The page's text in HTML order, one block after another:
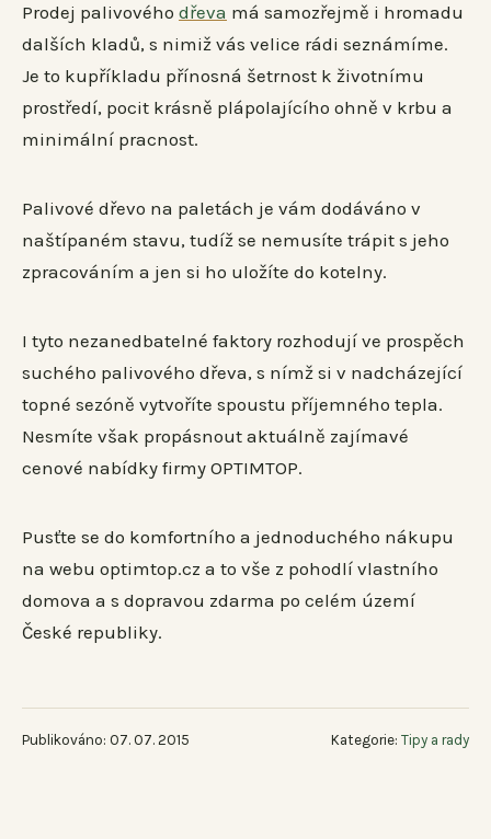
Prodej palivového dřeva má samozřejmě i hromadu
dalších kladů, s nimiž vás velice rádi seznámíme.
Je to kupříkladu přínosná šetrnost k životnímu
prostředí, pocit krásně plápolajícího ohně v krbu a
minimální pracnost.
Palivové dřevo na paletách je vám dodáváno v
naštípaném stavu, tudíž se nemusíte trápit s jeho
zpracováním a jen si ho uložíte do kotelny.
I tyto nezanedbatelné faktory rozhodují ve prospěch
suchého palivového dřeva, s nímž si v nadcházející
topné sezóně vytvoříte spoustu příjemného tepla.
Nesmíte však propásnout aktuálně zajímavé
cenové nabídky firmy OPTIMTOP.
Pusťte se do komfortního a jednoduchého nákupu
na webu optimtop.cz a to vše z pohodlí vlastního
domova a s dopravou zdarma po celém území
České republiky.
Publikováno: 07. 07. 2015 Kategorie: Tipy a rady